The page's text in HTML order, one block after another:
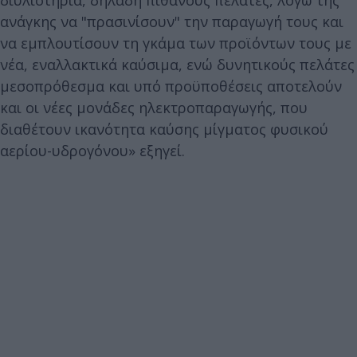
ανάγκης να "πρασινίσουν" την παραγωγή τους και
να εμπλουτίσουν τη γκάμα των προϊόντων τους με
νέα, εναλλακτικά καύσιμα, ενώ δυνητικούς πελάτες
μεσοπρόθεσμα και υπό προϋποθέσεις αποτελούν
και οι νέες μονάδες ηλεκτροπαραγωγής, που
διαθέτουν ικανότητα καύσης μίγματος φυσικού
αερίου-υδρογόνου» εξηγεί.